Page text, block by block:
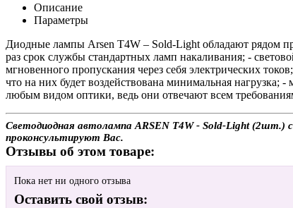
Описание
Параметры
Диодные лампы Arsen T4W – Sold-Light обладают рядом
раз срок службы стандартных ламп накаливания; -
мгновенного пропускания через себя электрических
что на них будет воздействована минимальная
любым видом оптики, ведь они отвечают всем
Светодиодная автолампа ARSEN T4W - Sold-Light (2шт.)
проконсультируют Вас.
Отзывы об этом товаре:
Пока нет ни одного отзыва
Оставить свой отзыв: